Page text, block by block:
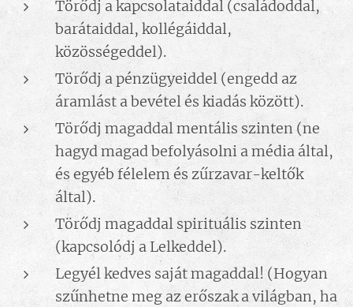
Törődj a kapcsolataiddal (családoddal,
barátaiddal, kollégáiddal,
közösségeddel).
Törődj a pénzügyeiddel (engedd az
áramlást a bevétel és kiadás között).
Törődj magaddal mentális szinten (ne
hagyd magad befolyásolni a média által,
és egyéb félelem és zűrzavar-keltők
által).
Törődj magaddal spirituális szinten
(kapcsolódj a Lelkeddel).
Legyél kedves saját magaddal! (Hogyan
szűnhetne meg az erőszak a világban, ha